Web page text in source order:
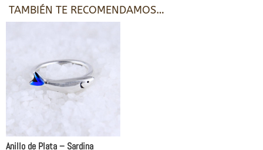
TAMBIÉN TE RECOMENDAMOS…
Anillo de Plata – Sardina